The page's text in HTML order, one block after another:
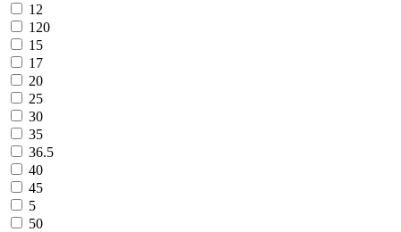
12
120
15
17
20
25
30
35
36.5
40
45
5
50